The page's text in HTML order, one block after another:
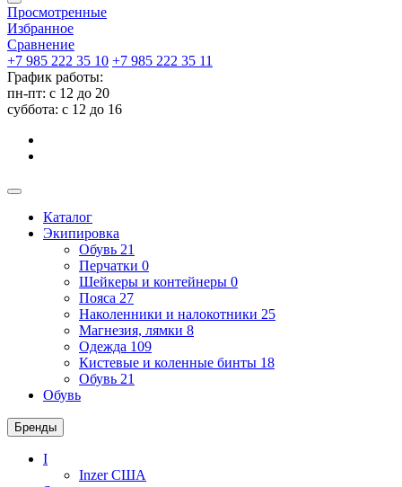
Просмотренные
Избранное
Сравнение
+7 985 222 35 10 +7 985 222 35 11
График работы:
пн-пт: с 12 до 20
суббота: c 12 до 16
Каталог
Экипировка
Обувь 21
Перчатки 0
Шейкеры и контейнеры 0
Пояса 27
Наколенники и налокотники 25
Магнезия, лямки 8
Одежда 109
Кистевые и коленные бинты 18
Обувь 21
Обувь
Бренды
I
InzerСША